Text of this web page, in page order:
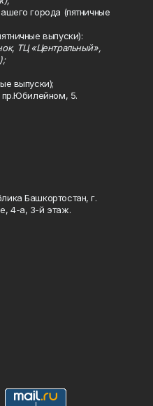
города (пятничные
выпуски):
ТЦ «Центральный»,
выпуски);
пр.Юбилейном, 5.
Башкортостан, г.
4-а, 3-й этаж.